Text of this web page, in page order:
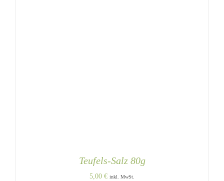
Teufels-Salz 80g
5,00 € inkl. MwSt.